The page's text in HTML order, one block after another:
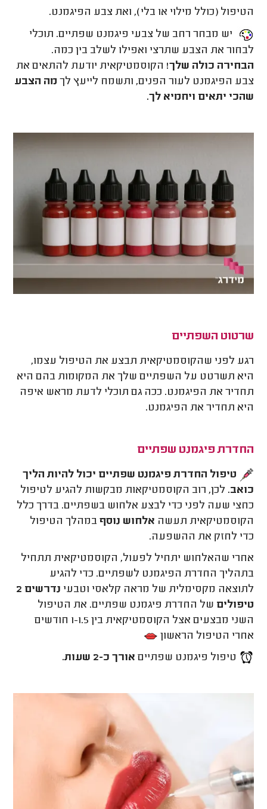
הטיפול (כולל מילוי או בלי), ואת צבע הפיגמנט.
יש מבחר רחב של צבעי פיגמנט שפתיים. תוכלי
לבחור את הצבע שתרצי ואפילו לשלב בין כמה.
הבחירה כולה שלך! הקוסמטיקאית יודעת להתאים את
צבע הפיגמנט לעור הפנים, ותשמח לייעץ לך מה הצבע
שהכי יתאים ויחמיא לך.
שרטוט השפתיים
רגע לפני שהקוסמטיקאית תבצע את הטיפול עצמו,
היא תשרטט על השפתיים שלך את המקומות בהם היא
תחדיר את הפיגמנט. ככה גם תוכלי לדעת מראש איפה
היא תחדיר את הפיגמנט.
החדרת פיגמנט שפתיים
טיפול החדרת פיגמנט שפתיים יכול להיות הליך
כואב. לכן, רוב הקוסמטיקאות מבקשות להגיע לטיפול
כחצי שעה לפני כדי לבצע אלחוש בשפתיים. בדרך כלל
הקוסמטיקאית תעשה אלחוש נוסף במהלך הטיפול
כדי לחזק את ההשפעה.
אחרי שהאלחוש יתחיל לפעול, הקוסמטיקאית תתחיל
בתהליך החדרת הפיגמנט לשפתיים. כדי להגיע
לתוצאה מקסימלית של מראה קלאסי וטבעי
נדרשים 2
טיפולים של החדרת פיגמנט שפתיים. את הטיפול
השני מבצעים אצל הקוסמטיקאית בין 1-1.5 חודשים
אחרי הטיפול הראשון
טיפול פיגמנט שפתיים אורך כ-2 שעות.